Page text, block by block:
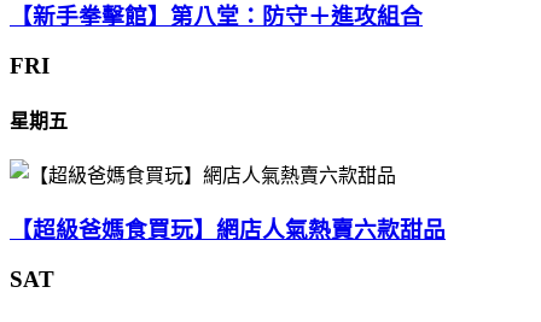
【新手拳擊館】第八堂：防守＋進攻組合
FRI
星期五
【超級爸媽食買玩】網店人氣熱賣六款甜品
SAT